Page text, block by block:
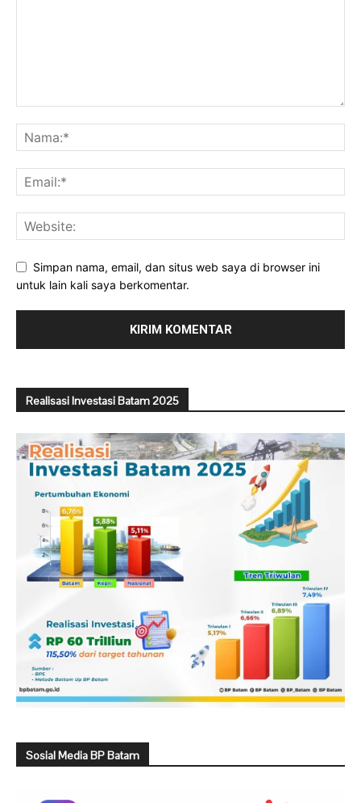
Simpan nama, email, dan situs web saya di browser ini
untuk lain kali saya berkomentar.
Realisasi Investasi Batam 2025
Sosial Media BP Batam